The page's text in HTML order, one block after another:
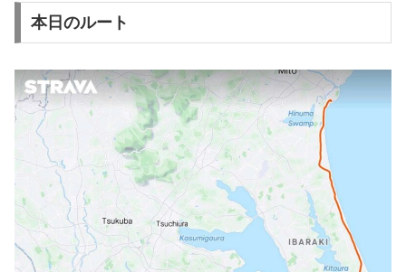
本日のルート